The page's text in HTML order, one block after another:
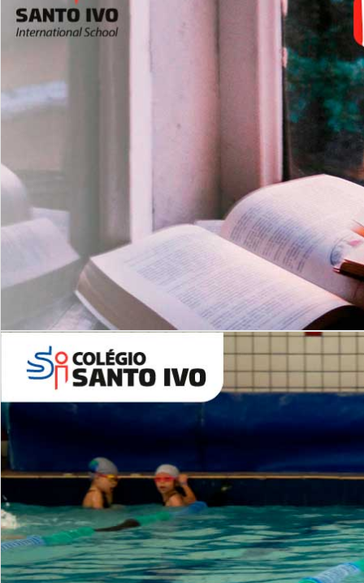
Leituras Literárias
es
Com imersão Bilingue - Anos
Finais
6º AO 9º ANO FUNDAMENTAL
Inglês: Turmas Reduzidas
(Proficiência)
ALUNOS NOVOS
Entre em Contato